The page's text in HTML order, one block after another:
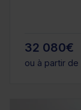
32 080€
ou à partir de